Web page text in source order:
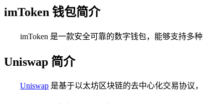
imToken 钱包简介
imToken 是一款安全可靠的数字钱包，能够支持多
Uniswap 简介
Uniswap 是基于以太坊区块链的去中心化交易协议